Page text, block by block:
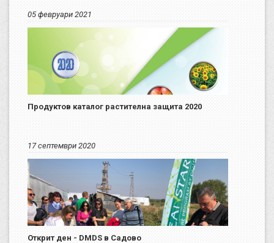
05 февруари 2021
Продуктов каталог растителна защита 2020
17 септември 2020
Открит ден - DMDS в Садово